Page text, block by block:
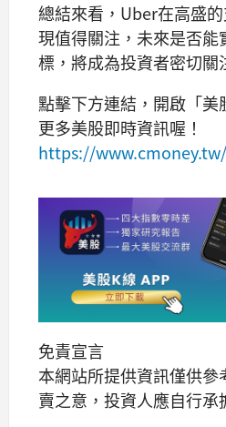
總結來看，Uber在高盛
現值得關注，未來是否能
標，將成為投資者密切關
點擊下方連結，開啟「美
更多美股即時資訊喔！
https://
免責宣言
本網站所提供資訊僅供參
賣之意，投資人應自行承